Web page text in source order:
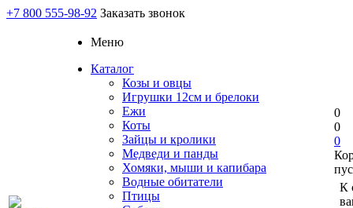
+7 800 555-98-92 Заказать звонок
Меню
Каталог
Козы и овцы
Игрушки 12см и брелоки
Ежи
Коты
Зайцы и кролики
Медведи и панды
Хомяки, мыши и капибара
Водные обитатели
Птицы
0
0
0
К